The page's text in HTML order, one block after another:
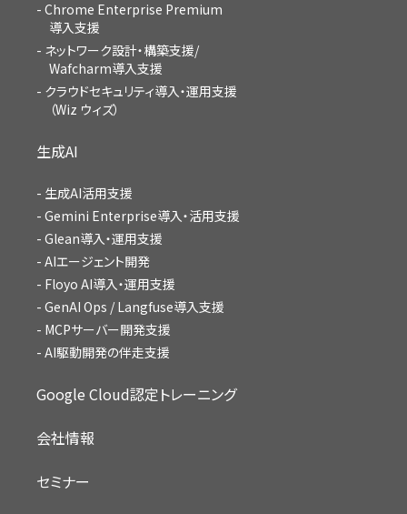
Chrome Enterprise Premium
導入支援
ネットワーク設計・構築支援/
Wafcharm導入支援
クラウドセキュリティ導入・運用支援
（Wiz ウィズ）
生成AI
生成AI活用支援
Gemini Enterprise導入・活用支援
Glean導入・運用支援
AIエージェント開発
Floyo AI導入・運用支援
GenAI Ops / Langfuse導入支援
MCPサーバー開発支援
AI駆動開発の伴走支援
Google Cloud認定トレーニング
会社情報
セミナー